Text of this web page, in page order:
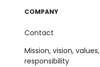
COMPANY
Contact
Mission, vision, values,
responsibility